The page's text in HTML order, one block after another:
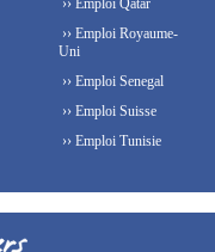
›› Emploi Qatar
›› Emploi Royaume-
Uni
›› Emploi Senegal
›› Emploi Suisse
›› Emploi Tunisie